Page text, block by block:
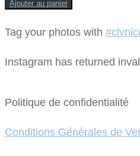
Ajouter au panier
Tag your photos with
Instagram has returned
Politique de confidentialité
Conditions Générales de